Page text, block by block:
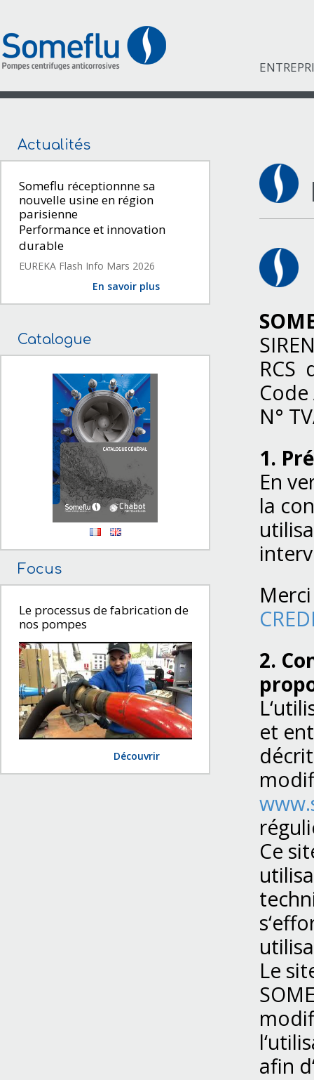
Actualités
Someflu réceptionnne sa
nouvelle usine en région
parisienne
Performance et innovation
durable
EUREKA Flash Info Mars 2026
En savoir plus
Catalogue
Focus
Le processus de fabrication de
nos pompes
Découvrir
RCS
Code
N°
1.
En
la
2.
et
Ce
Le
afin